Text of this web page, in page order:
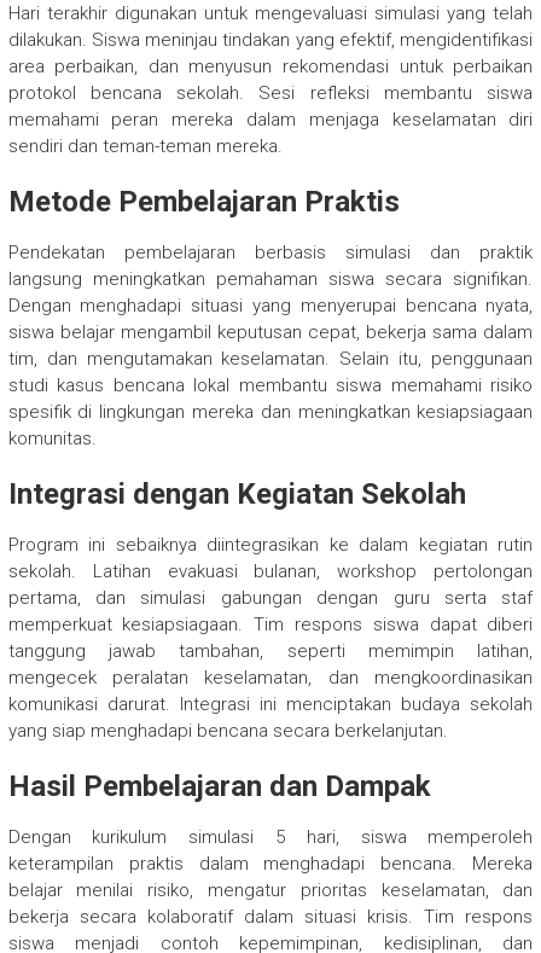
Hari terakhir digunakan untuk mengevaluasi simulasi yang telah
dilakukan. Siswa meninjau tindakan yang efektif, mengidentifikasi
area perbaikan, dan menyusun rekomendasi untuk perbaikan
protokol bencana sekolah. Sesi refleksi membantu siswa
memahami peran mereka dalam menjaga keselamatan diri
sendiri dan teman-teman mereka.
Metode Pembelajaran Praktis
Pendekatan pembelajaran berbasis simulasi dan praktik
langsung meningkatkan pemahaman siswa secara signifikan.
Dengan menghadapi situasi yang menyerupai bencana nyata,
siswa belajar mengambil keputusan cepat, bekerja sama dalam
tim, dan mengutamakan keselamatan. Selain itu, penggunaan
studi kasus bencana lokal membantu siswa memahami risiko
spesifik di lingkungan mereka dan meningkatkan kesiapsiagaan
komunitas.
Integrasi dengan Kegiatan Sekolah
Program ini sebaiknya diintegrasikan ke dalam kegiatan rutin
sekolah. Latihan evakuasi bulanan, workshop pertolongan
pertama, dan simulasi gabungan dengan guru serta staf
memperkuat kesiapsiagaan. Tim respons siswa dapat diberi
tanggung jawab tambahan, seperti memimpin latihan,
mengecek peralatan keselamatan, dan mengkoordinasikan
komunikasi darurat. Integrasi ini menciptakan budaya sekolah
yang siap menghadapi bencana secara berkelanjutan.
Hasil Pembelajaran dan Dampak
Dengan kurikulum simulasi 5 hari, siswa memperoleh
keterampilan praktis dalam menghadapi bencana. Mereka
belajar menilai risiko, mengatur prioritas keselamatan, dan
bekerja secara kolaboratif dalam situasi krisis. Tim respons
siswa menjadi contoh kepemimpinan, kedisiplinan, dan